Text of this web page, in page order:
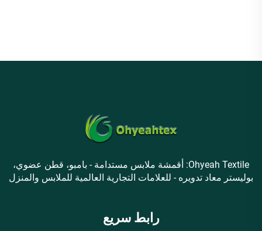
Ohyeah Textile: أقمشة ملابس مستدامة - بامبو، قطن عضوي،
بوليستر معاد تدويره - للعلامات التجارية العالمية للملابس والمنزل
رابط سريع